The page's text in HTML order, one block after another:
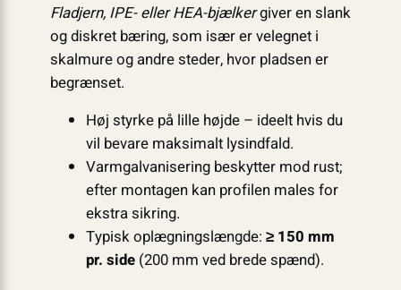
Fladjern, IPE- eller HEA-bjælkergiver en slank
og diskret bæring, som især er velegnet i
skalmure og andre steder, hvor pladsen er
begrænset.
Høj styrke på lille højde – ideelt hvis du
vil bevare maksimalt lysindfald.
Varmgalvanisering beskytter mod rust;
efter montagen kan profilen males for
ekstra sikring.
Typisk oplægningslængde: ≥ 150 mm
pr. side(200 mm ved brede spænd).